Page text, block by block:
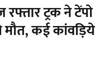
ट्रक ने टेंपो
मौत, कई कांवड़िये